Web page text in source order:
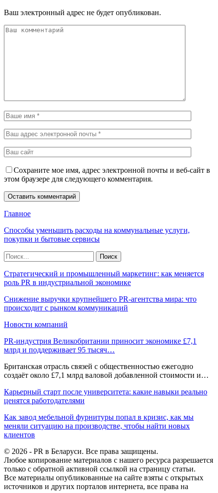
Ваш электронный адрес не будет опубликован.
Сохраните мое имя, адрес электронной почты и веб-сайт в
этом браузере для следующего комментария.
Главное
Способы уменьшить расходы на коммунальные услуги,
покупки и бытовые сервисы
Стратегический и промышленный маркетинг: как меняется
роль PR в индустриальной экономике
Снижение выручки крупнейшего PR-агентства мира: что
происходит с рынком коммуникаций
Новости компаний
PR-индустрия Великобритании приносит экономике £7,1
млрд и поддерживает 95 тысяч…
Британская отрасль связей с общественностью ежегодно
создаёт около £7,1 млрд валовой добавленной стоимости и…
Карьерный старт после университета: какие навыки реально
ценятся работодателями
Как завод мебельной фурнитуры попал в кризис, как мы
меняли ситуацию на производстве, чтобы найти новых
клиентов
© 2026 - PR в Беларуси. Все права защищены.
Любое копирование материалов с нашего ресурса разрешается
только с обратной активной ссылкой на страницу статьи.
Все материалы опубликованные на сайте взяты с открытых
источников и других порталов интернета, все права на